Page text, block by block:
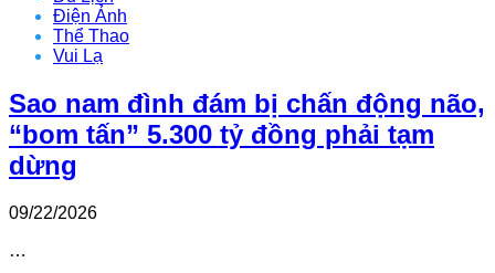
Điện Ảnh
Thể Thao
Vui Lạ
Sao nam đình đám bị chấn động não,
“bom tấn” 5.300 tỷ đồng phải tạm
dừng
09/22/2026
…